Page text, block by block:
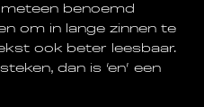
benoemd
om in lange zinnen te
ook beter leesbaar.
dan is ‘en’ een